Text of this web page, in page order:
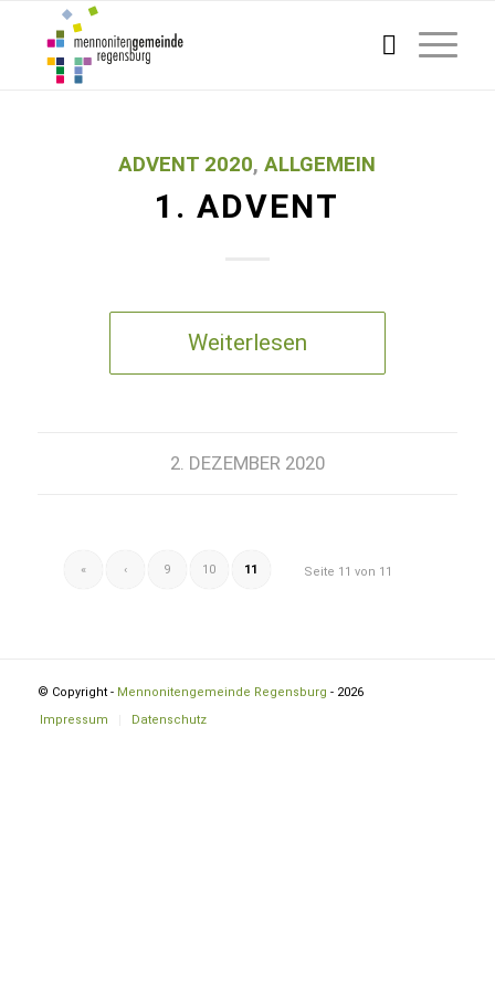
ADVENT 2020,ALLGEMEIN
1. ADVENT
Weiterlesen
2. DEZEMBER 2020
Seite 11 von 11
« ‹ 9 10 11
© Copyright - Mennonitengemeinde Regensburg - 2026
Impressum
Datenschutz